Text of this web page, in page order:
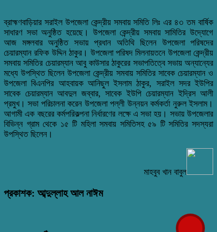
ব্রাহ্মণবাড়িয়ার সরাইল উপজেলা কেন্দ্রীয় সমবায় সমিতি লিঃ এর ৪৩ তম বার্ষিক
সাধারণ সভা অনুষ্ঠিত হয়েছে। উপজেলা কেন্দ্রীয় সমবায় সামিতির উদ্যোগে
আজ মঙ্গলবার অনুষ্ঠিত সভায় প্রধান অতিথি ছিলেন উপজেলা পরিষদের
চেয়ারম্যান রফিক উদ্দিন ঠাকুর। উপজেলা পরিষদ মিলনায়তনে উপজেলা কেন্দ্রীয়
সমবায় সমিতির চেয়ারম্যান আবু কাউসার ঠাকুরের সভাপতিত্বে সভায় অন্যান্যের
মধ্যে উপস্থিত ছিলেন উপজেলা কেন্দ্রীয় সমবায় সমিতির সাবেক চেয়ারম্যান ও
উপজেলা বিএনপির আহবায়ক আনিছুল ইসলাম ঠাকুর, সরাইল সদর ইউপির
সাবেক চেয়ারম্যান আবদুল জব্বার, সাবেক ইউপি চেয়ারম্যান ইদ্রিস আলী
প্রমুখ। সভা পরিচালনা করেন উপজেলা পল্লী উন্নয়ন কর্মকর্তা নুরুল ইসলাম।
আগামী এক বছরের কর্মপরিকল্পনা নির্ধারণের লক্ষে এ সভা হয়। সভায় উপজেলার
বিভিন্ন গ্রাম থেকে ১৫ টি মহিলা সমবায় সমিতিসহ ৫৯ টি সমিতির সদস্যরা
উপস্থিত ছিলেন।
মাহবুব খান বাবুল
প্রকাশক: আব্দুল্লাহ আল নাঈম